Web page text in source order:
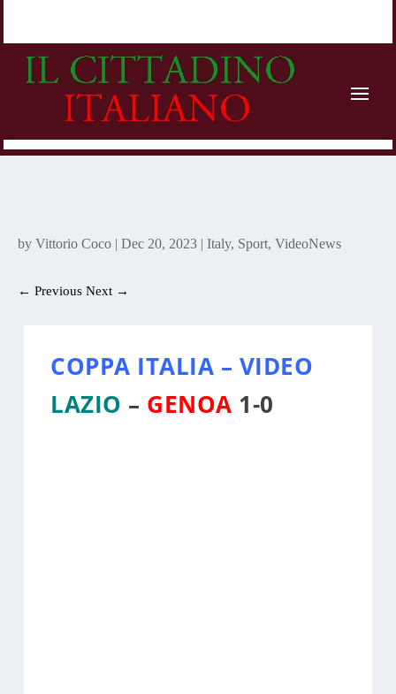
byVittorio Coco |Dec 20, 2023 |Italy, Sport,VideoNews
←Previous Next →
COPPA ITALIA – VIDEO
LAZIO – GENOA 1-0